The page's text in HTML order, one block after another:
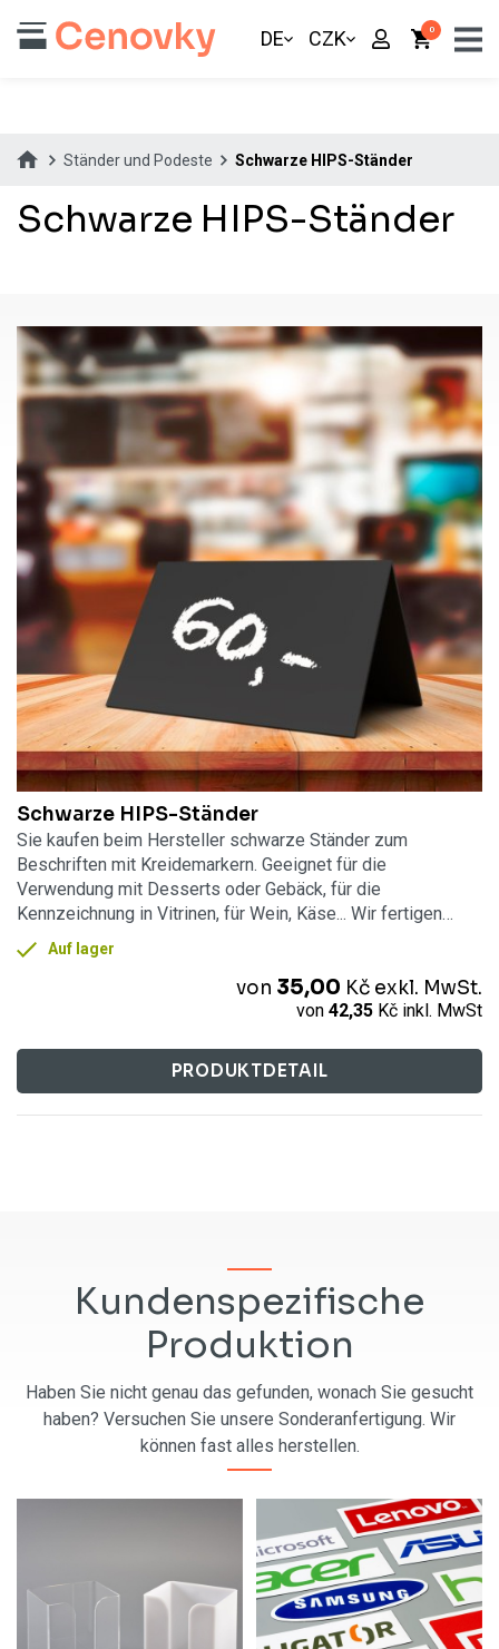
0
DE CZK
Ständer und Podeste Schwarze HIPS-Ständer
Schwarze HIPS-Ständer
Schwarze HIPS-Ständer
Sie kaufen beim Hersteller schwarze Ständer zum
Beschriften mit Kreidemarkern. Geeignet für die
Verwendung mit Desserts oder Gebäck, für die
Kennzeichnung in Vitrinen, für Wein, Käse... Wir fertigen…
Auf lager
von 35,00 Kč exkl. MwSt.
von 42,35 Kč inkl. MwSt
PRODUKTDETAIL
Kundenspezifische
Produktion
Haben Sie nicht genau das gefunden, wonach Sie gesucht
haben? Versuchen Sie unsere Sonderanfertigung. Wir
können fast alles herstellen.